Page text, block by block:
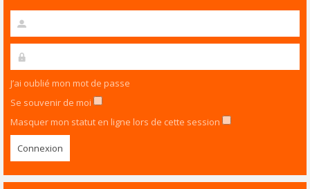
J’ai oublié mon mot de passe
Se souvenir de moi
Masquer mon statut en ligne lors de cette session